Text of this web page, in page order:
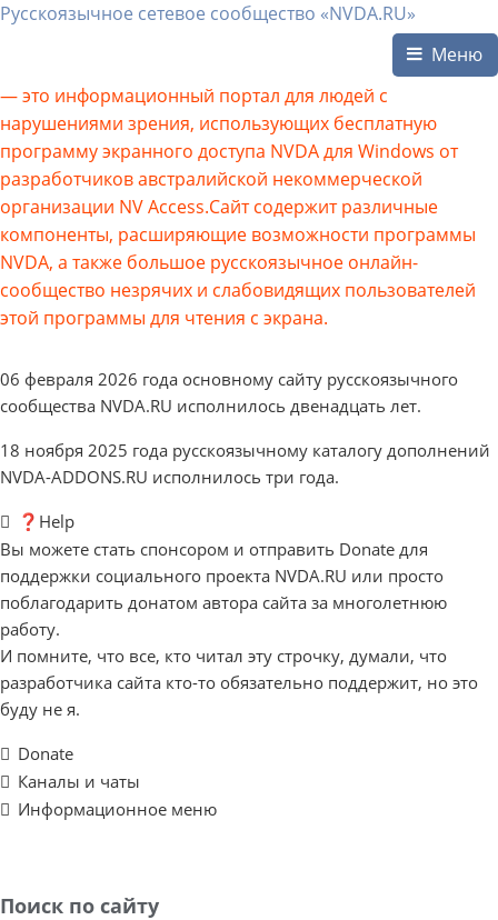
Русскоязычное сетевое сообщество «NVDA.RU»
Меню
— это информационный портал для людей с
нарушениями зрения, использующих бесплатную
программу экранного доступа NVDA для Windows от
разработчиков австралийской некоммерческой
организации NV Access.Сайт содержит различные
компоненты, расширяющие возможности программы
NVDA, а также большое русскоязычное онлайн-
сообщество незрячих и слабовидящих пользователей
этой программы для чтения с экрана.
06 февраля 2026 года основному сайту русскоязычного
сообщества NVDA.RU исполнилось двенадцать лет.
18 ноября 2025 года русскоязычному каталогу дополнений
NVDA-ADDONS.RU исполнилось три года.
❓Help
Вы можете стать спонсором и отправить Donate для
поддержки социального проекта NVDA.RU или просто
поблагодарить донатом автора сайта за многолетнюю
работу.
И помните, что все, кто читал эту строчку, думали, что
разработчика сайта кто-то обязательно поддержит, но это
буду не я.
Donate
Каналы и чаты
Информационное меню
Поиск по сайту